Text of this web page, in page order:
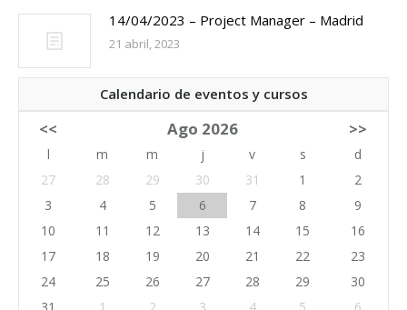
14/04/2023 – Project Manager – Madrid
21 abril, 2023
Calendario de eventos y cursos
<< Ago 2026 >>
l m m j v s
d
27
28 29 30 31 1
2
3
4 5 6 7 8
9
10
11 12 13 14 15
16
17
18 19 20 21 22
23
24
25 26 27 28 29
30